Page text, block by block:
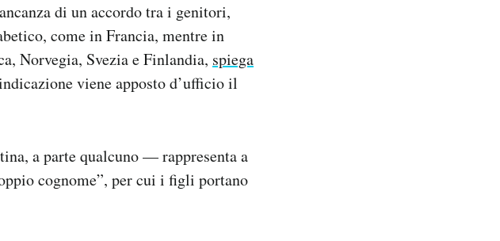
di un accordo tra i genitori,
come in Francia, mentre in
Norvegia, Svezia e Finlandia, spiega
viene apposto d’ufficio il
a parte qualcuno — rappresenta a
cognome”, per cui i figli portano